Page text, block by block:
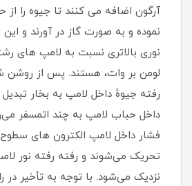
آرگون اضافه می کنند تا جیوه را از
نموده و به صورت گاز در آورند و این
لومن بر وات، هستند. پس از روشن
رفته جیوهٔ داخل لامپ به بخار
داخل حباب لامپ به چند اتمسفر
فشار داخل لامپ الکترون‌ های سطوح
تحریک می‌شوند و رفته‌ رفته نور
نزدیک می‌شود. با توجه به تأخیر در